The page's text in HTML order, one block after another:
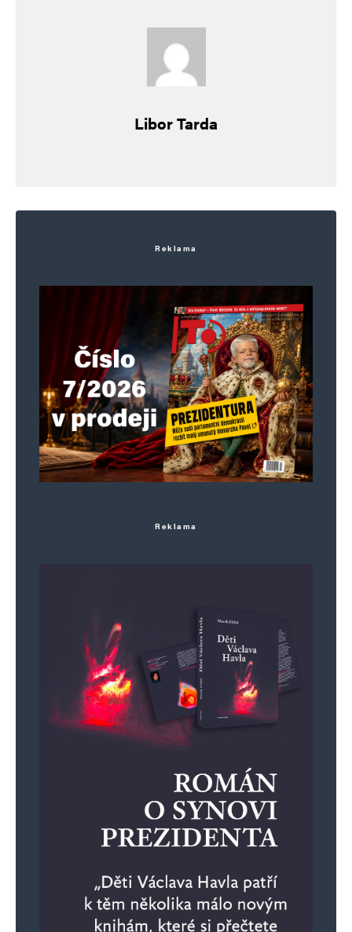
“ Za zavádění totality nenese odpovědnost nikdy
nikdo. Ta vzniká hloupostí, naivitou,
vypočítavostí a apatií ve společnosti, která si ji
Neměli jsme volit pětikolku!!od ní nic
rozumného nelze čekat, jsou to nedemokraté!!
Napsat komentář
Vaše e-mailová adresa nebude zveřejněna.Vyžadované informace jsou
označeny *
Komentář*
Webová stránka
Uložit do prohlížeče jméno, e-mail a webovou stránku pro budoucí
Informujte mě o nových komentářích e-mailem.
Informujte mě o nových příspěvcích e-mailem.
Alternative:
Libor Tarda
Reklama
Reklama